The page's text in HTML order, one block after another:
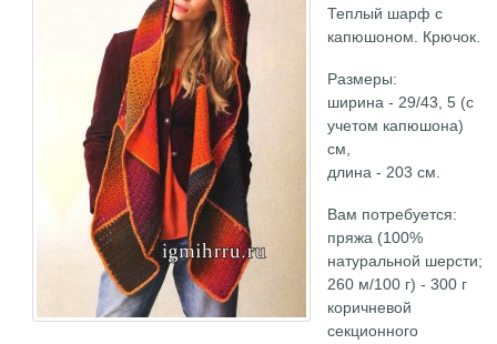
Теплый шарф с
капюшоном. Крючок.
Размеры:
ширина - 29/43, 5 (с
учетом капюшона)
см,
длина - 203 см.
Вам потребуется:
пряжа (100%
натуральной шерсти;
260 м/100 г) - 300 г
коричневой
секционного